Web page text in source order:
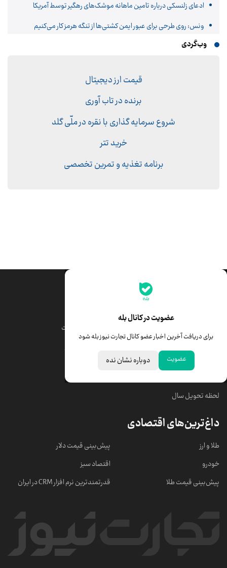
ادعای زلنسکی درباره تامین ماهانه موشک‌های رهگیر توسط آمریکا
ونس: روی طرحی برای عبور ایمن کشتی‌ها از تنگه هرمز کار می‌کنیم
وب‌گردی
قیمت ارز دیجیتال
برنده در تاب آوری
شروع سرمایه گذاری با نقره در ملّی گلد
خرید تتر
برنامه تغذیه و تمرین تخصصی
عضویت در کانال بله
برای دریافت آخرین اخبار عضو کانال تجارت نیوز بله شود
عضویت دوباره نشان نده
جدیدترین قیمت‌ها
قیمت درهم امارات
خبرهای مهم
لحظه تحویل سال
داغ‌ترین‌های اقتصادی
طلا و ارز
خودرو
پیش‌بینی قیمت طلا
پیش‌بینی قیمت دلار
اقتصاد سبز
قدرتمندترین نرم‌ افزار CRM در ایران